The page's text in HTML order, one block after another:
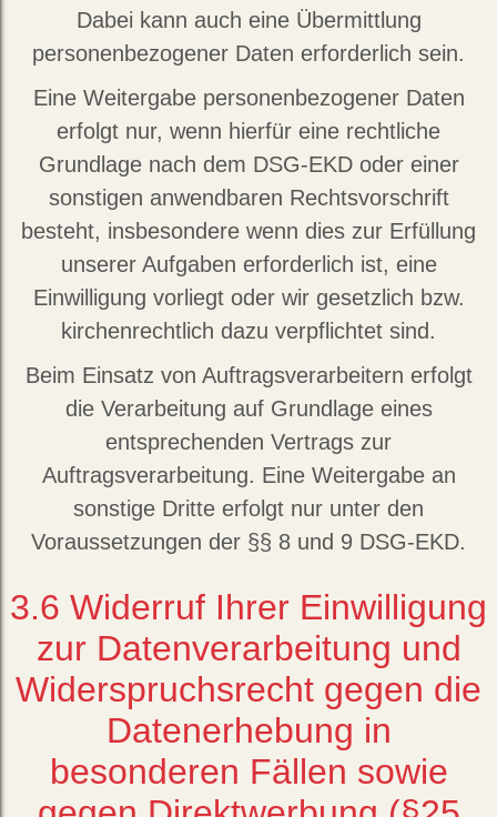
Dabei kann auch eine Übermittlung
personenbezogener Daten erforderlich sein.
Eine Weitergabe personenbezogener Daten
erfolgt nur, wenn hierfür eine rechtliche
Grundlage nach dem DSG-EKD oder einer
sonstigen anwendbaren Rechtsvorschrift
besteht, insbesondere wenn dies zur Erfüllung
unserer Aufgaben erforderlich ist, eine
Einwilligung vorliegt oder wir gesetzlich bzw.
kirchenrechtlich dazu verpflichtet sind.
Beim Einsatz von Auftragsverarbeitern erfolgt
die Verarbeitung auf Grundlage eines
entsprechenden Vertrags zur
Auftragsverarbeitung. Eine Weitergabe an
sonstige Dritte erfolgt nur unter den
Voraussetzungen der §§ 8 und 9 DSG-EKD.
3.6 Widerruf Ihrer Einwilligung
zur Datenverarbeitung und
Widerspruchsrecht gegen die
Datenerhebung in
besonderen Fällen sowie